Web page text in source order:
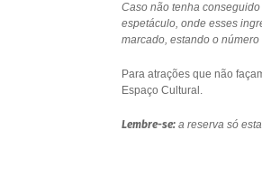
Caso não tenha
espetáculo, onde esses
marcado, estando o
Para atrações que não
Espaço Cultural.
Lembre-se:a reserva só